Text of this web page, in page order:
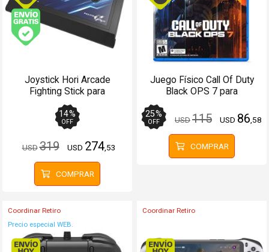
Envío gratis (Ver Envíos y Pagos)
Joystick Hori Arcade
Fighting Stick para
PS5PS4PC Cableado
14%
OFF
USD319 USD 274,53
COMPRAR
Juego Físico Call Of Duty
Black OPS 7 para
25%
OFF USD115 USD 86,58
COMPRAR
Coordinar Retiro
Precio especial WEB.
Envío hoy. Comprando antes de 13Hs.
Coordinar Retiro
Envío hoy.